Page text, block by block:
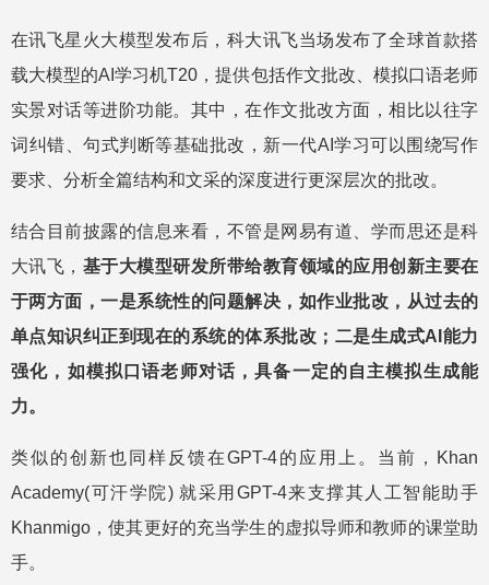
在讯飞星火大模型发布后，科大讯飞当场发布了全球首款搭
载大模型的AI学习机T20，提供包括作文批改、模拟口语老师
实景对话等进阶功能。其中，在作文批改方面，相比以往字
词纠错、句式判断等基础批改，新一代AI学习可以围绕写作
要求、分析全篇结构和文采的深度进行更深层次的批改。
结合目前披露的信息来看，不管是网易有道、学而思还是科
大讯飞， 基于大模型研发所带给教育领域的应用创新主要在
于两方面，一是系统性的问题解决，如作业批改，从过去的
单点知识纠正到现在的系统的体系批改；二是生成式AI能力
强化，如模拟口语老师对话，具备一定的自主模拟生成能
力。
类似的创新也同样反馈在GPT-4的应用上。当前，Khan
Academy(可汗学院) 就采用GPT-4来支撑其人工智能助手
Khanmigo，使其更好的充当学生的虚拟导师和教师的课堂助
手。